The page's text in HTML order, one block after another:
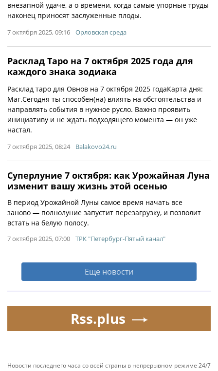
внезапной удаче, а о времени, когда самые упорные труды
наконец приносят заслуженные плоды.
7 октября 2025, 09:16 Орловская среда
Расклад Таро на 7 октября 2025 года для
каждого знака зодиака
Расклад таро для Овнов на 7 октября 2025 годаКарта дня:
Маг.Сегодня ты способен(на) влиять на обстоятельства и
направлять события в нужное русло. Важно проявить
инициативу и не ждать подходящего момента — он уже
настал.
7 октября 2025, 08:24 Balakovo24.ru
Суперлуние 7 октября: как Урожайная Луна
изменит вашу жизнь этой осенью
В период Урожайной Луны самое время начать все
заново — полнолуние запустит перезагрузку, и позволит
встать на белую полосу.
7 октября 2025, 07:00 ТРК "Петербург-Пятый канал"
Еще новости
Rss.plus
Новости последнего часа со всей страны в непрерывном режиме 24/7